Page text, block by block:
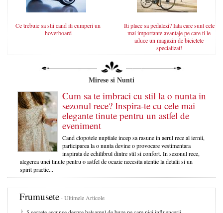
Ce trebuie sa stii cand iti cumperi un
hoverboard
Iti place sa pedalezi? Iata care sunt cele
mai importante avantaje pe care ti le
aduce un magazin de biciclete
specializat!
Mirese si Nunti
Cum sa te imbraci cu stil la o nunta in
sezonul rece? Inspira-te cu cele mai
elegante tinute pentru un astfel de
eveniment
Cand clopotele nuptiale incep sa rasune in aerul rece al iernii,
participarea la o nunta devine o provocare vestimentara
inspirata de echilibrul dintre stil si confort. In sezonul rece,
alegerea unei tinute pentru o astfel de ocazie necesita atentie la detalii si un
spirit practic...
Frumusete- Ultimele Articole